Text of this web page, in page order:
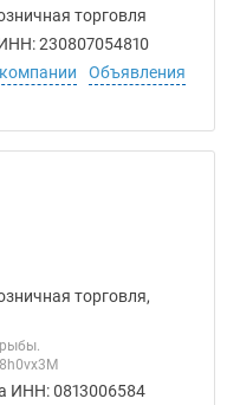
торговля
230807054810
Объявления
торговля,
ИНН: 0813006584